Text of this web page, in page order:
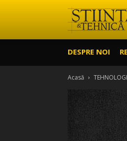
DESPRE NOI
Acasă